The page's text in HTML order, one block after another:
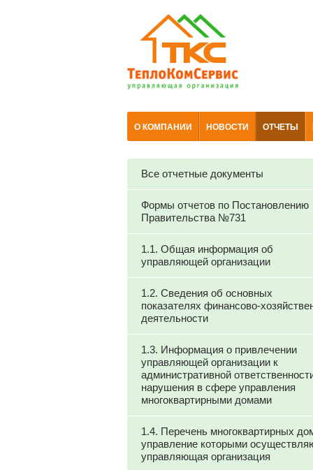
О КОМПАНИИ НОВОСТИ ОТЧЕТЫ
Все отчетные документы
Формы отчетов по Постановлению
Правительства №731
1.1. Общая информация об
управляющей организации
1.2. Сведения об основных
показателях финансово-
деятельности
1.3. Информация о привлечении
управляющей организации к
административной
нарушения в сфере управления
многоквартирными домами
1.4. Перечень многоквартирных
управление которыми
управляющая организация